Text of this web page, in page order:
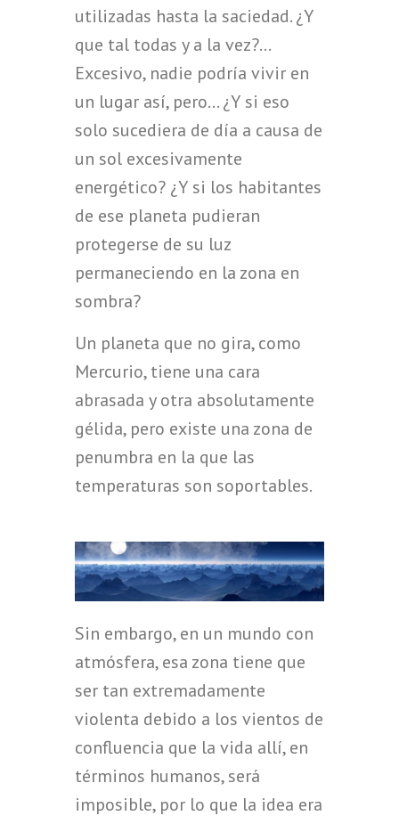
utilizadas hasta la saciedad. ¿Y
que tal todas y a la vez?…
Excesivo, nadie podría vivir en
un lugar así, pero… ¿Y si eso
solo sucediera de día a causa de
un sol excesivamente
energético? ¿Y si los habitantes
de ese planeta pudieran
protegerse de su luz
permaneciendo en la zona en
sombra?
Un planeta que no gira, como
Mercurio, tiene una cara
abrasada y otra absolutamente
gélida, pero existe una zona de
penumbra en la que las
temperaturas son soportables.
Sin embargo, en un mundo con
atmósfera, esa zona tiene que
ser tan extremadamente
violenta debido a los vientos de
confluencia que la vida allí, en
términos humanos, será
imposible, por lo que la idea era